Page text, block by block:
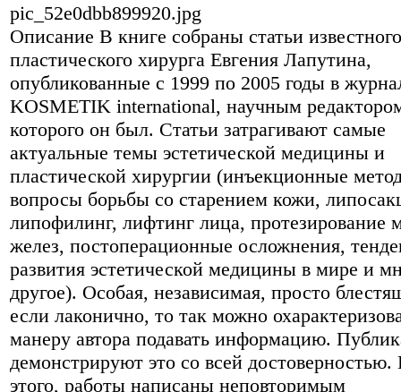
pic_52e0dbb899920.jpg
Описание В книге собраны статьи известного
пластического хирурга Евгения Лапутина,
опубликованные с 1999 по 2005 годы в
KOSMETIK international, научным
которого он был. Статьи затрагивают самые
актуальные темы эстетической медицины и
пластической хирургии (инъекционные
вопросы борьбы со старением кожи,
липофилинг, лифтинг лица, протезирование
желез, постоперационные осложнения,
развития эстетической медицины в мире и
другое). Особая, независимая, просто
если лаконично, то так можно
манеру автора подавать информацию.
демонстрируют это со всей
этого, работы написаны неповторимым